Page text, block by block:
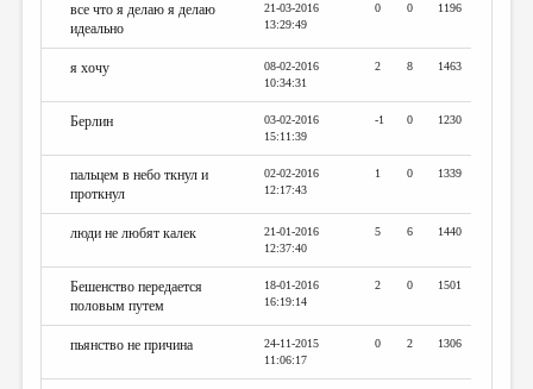
все что я делаю я делаю
идеально
21-03-2016
13:29:49
0 0 1196
я хочу
08-02-2016
10:34:31
2 8 1463
Берлин
03-02-2016
15:11:39
-1 0 1230
пальцем в небо ткнул и
проткнул
02-02-2016
12:17:43
1 0 1339
люди не любят калек
21-01-2016
12:37:40
5 6 1440
Бешенство передается
половым путем
18-01-2016
16:19:14
2 0 1501
пьянство не причина
24-11-2015
11:06:17
0 2 1306